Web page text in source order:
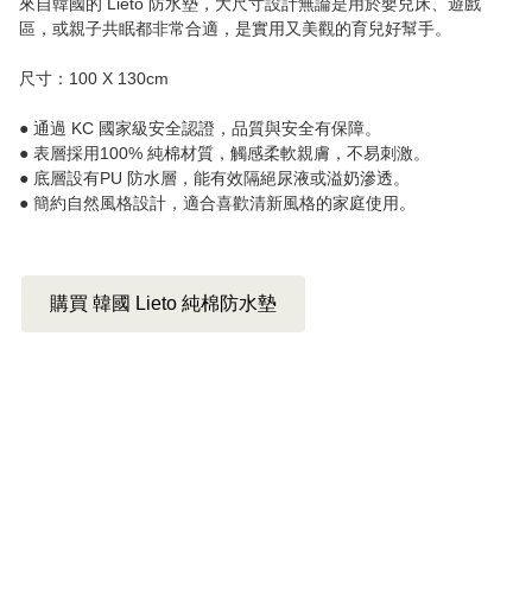
區，或親子共眠都非常合適，是實用又美觀的育兒好幫手。
尺寸：100 X 130cm
● 通過 KC 國家級安全認證，品質與安全有保障。
● 表層採用100% 純棉材質，觸感柔軟親膚，不易刺激。
● 底層設有PU 防水層，能有效隔絕尿液或溢奶滲透。
購買 韓國 Lieto 純棉防水墊